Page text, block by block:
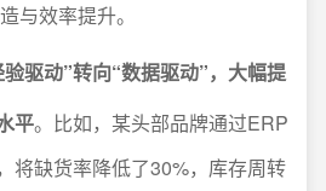
与效率提升。
驱动”转向“数据驱动”，大幅提
平。比如，某头部品牌通过ERP
将缺货率降低了30%，库存周转